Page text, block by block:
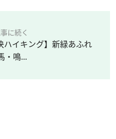
に続く
ハイキング】新緑あふれ
・鳴...